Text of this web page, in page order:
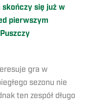
się już w
pierwszym
gra w
sezonu nie
ten zespół długo